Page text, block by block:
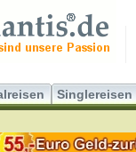
Singlereisen